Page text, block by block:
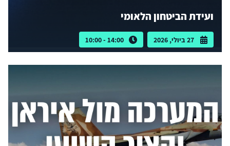
ועידת הביטחון הלאומי
27 ביולי, 2026 14:00 - 10:00